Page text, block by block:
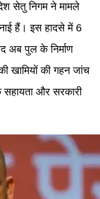
सेतु निगम ने मामले
हैं। इस हादसे में 6
अब पुल के निर्माण
खामियों की गहन जांच
सहायता और सरकारी